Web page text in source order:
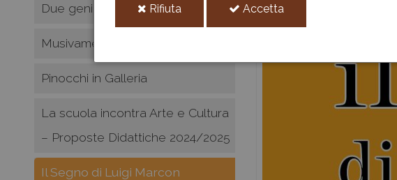
Rifiuta Accetta
Due geni veneti tra storia e mito
Musivamente
Pinocchi in Galleria
La scuola incontra Arte e Cultura
– Proposte Didattiche 2024/2025
Il Segno di Luigi Marcon